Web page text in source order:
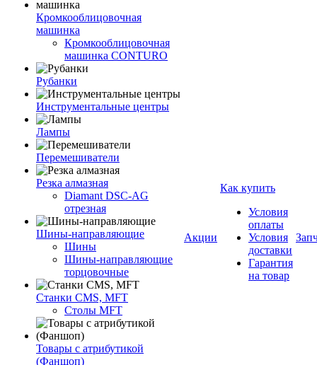
Кромкооблицовочная
машинка
Кромкооблицовочная
машинка CONTURO
Рубанки
Инструментальные центры
Лампы
Перемешиватели
Резка алмазная
Diamant DSC-AG
отрезная
Шины-направляющие
Шины
Шины-направляющие
торцовочные
Станки CMS, MFT
Столы MFT
Товары с атрибутикой
(Фаншоп)
Акции
Как купить
Условия
оплаты
Условия
доставки
Гарантия
на товар